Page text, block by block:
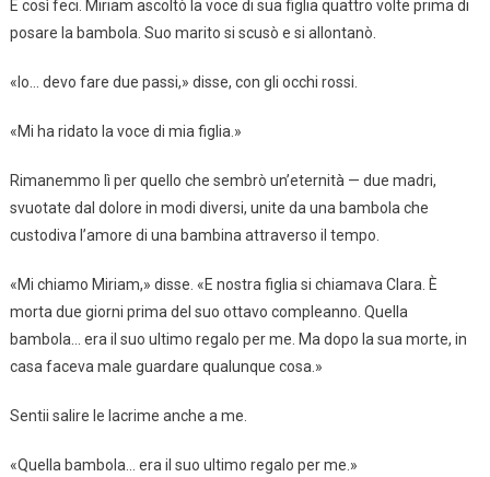
E così feci. Miriam ascoltò la voce di sua figlia quattro volte prima di
posare la bambola. Suo marito si scusò e si allontanò.
«Io… devo fare due passi,» disse, con gli occhi rossi.
«Mi ha ridato la voce di mia figlia.»
Rimanemmo lì per quello che sembrò un’eternità — due madri,
svuotate dal dolore in modi diversi, unite da una bambola che
custodiva l’amore di una bambina attraverso il tempo.
«Mi chiamo Miriam,» disse. «E nostra figlia si chiamava Clara. È
morta due giorni prima del suo ottavo compleanno. Quella
bambola… era il suo ultimo regalo per me. Ma dopo la sua morte, in
casa faceva male guardare qualunque cosa.»
Sentii salire le lacrime anche a me.
«Quella bambola… era il suo ultimo regalo per me.»